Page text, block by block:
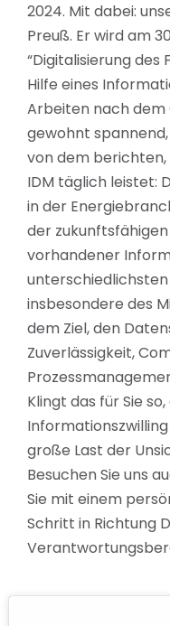
2024. Mit dabei:
Preuß. Er wird am
“Digitalisierung
Hilfe eines
Arbeiten nach dem
gewohnt
von dem berichten,
IDM täglich leistet:
in der
der
vorhandener
insbesondere des
dem Ziel, den
Zuverlässigkeit,
Klingt das für Sie
große Last der
Besuchen Sie uns
Sie mit einem
Schritt in Richtung